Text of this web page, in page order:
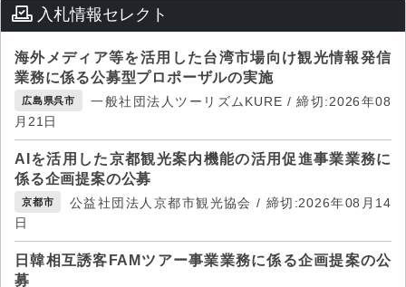
入札情報セレクト
海外メディア等を活用した台湾市場向け観光情報発信
業務に係る公募型プロポーザルの実施
広島県呉市
一般社団法人ツーリズムKURE / 締切:2026年08
月21日
AIを活用した京都観光案内機能の活用促進事業業務に
係る企画提案の公募
京都市
公益社団法人京都市観光協会 / 締切:2026年08月14
日
日韓相互誘客FAMツアー事業業務に係る企画提案の公
募